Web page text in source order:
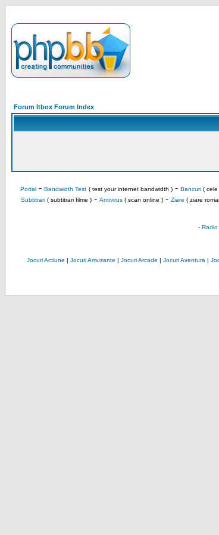
Forum Itbox Forum Index
Portal- Bandwidth Test ( test your internet bandwidth )- Bancuri( cele
Subtitrari( subtitrari filme )- Antivirus( scan online )- Ziare ( ziare
- Radio
Jocuri Actiune | Jocuri Amuzante | Jocuri Arcade | Jocuri Aventura |